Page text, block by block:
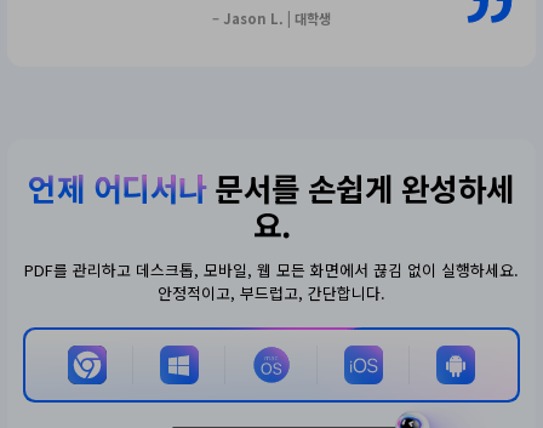
– Jason L. | 대학생
언제 어디서나문서를 손쉽게 완성하세
요.
PDF를 관리하고 데스크톱, 모바일, 웹 모든 화면에서 끊김 없이 실행하세요.
안정적이고, 부드럽고, 간단합니다.